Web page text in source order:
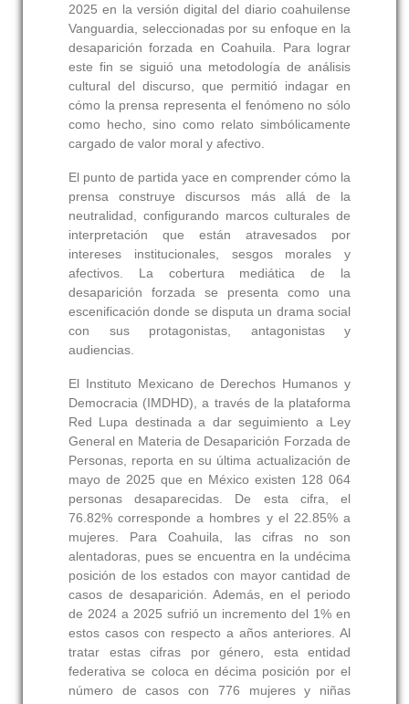
2025 en la versión digital del diario coahuilense
Vanguardia, seleccionadas por su enfoque en la
desaparición forzada en Coahuila. Para lograr
este fin se siguió una metodología de análisis
cultural del discurso, que permitió indagar en
cómo la prensa representa el fenómeno no sólo
como hecho, sino como relato simbólicamente
cargado de valor moral y afectivo.
El punto de partida yace en comprender cómo la
prensa construye discursos más allá de la
neutralidad, configurando marcos culturales de
interpretación que están atravesados por
intereses institucionales, sesgos morales y
afectivos. La cobertura mediática de la
desaparición forzada se presenta como una
escenificación donde se disputa un drama social
con sus protagonistas, antagonistas y
audiencias.
El Instituto Mexicano de Derechos Humanos y
Democracia (IMDHD), a través de la plataforma
Red Lupa destinada a dar seguimiento a Ley
General en Materia de Desaparición Forzada de
Personas, reporta en su última actualización de
mayo de 2025 que en México existen 128 064
personas desaparecidas. De esta cifra, el
76.82% corresponde a hombres y el 22.85% a
mujeres. Para Coahuila, las cifras no son
alentadoras, pues se encuentra en la undécima
posición de los estados con mayor cantidad de
casos de desaparición. Además, en el periodo
de 2024 a 2025 sufrió un incremento del 1% en
estos casos con respecto a años anteriores. Al
tratar estas cifras por género, esta entidad
federativa se coloca en décima posición por el
número de casos con 776 mujeres y niñas